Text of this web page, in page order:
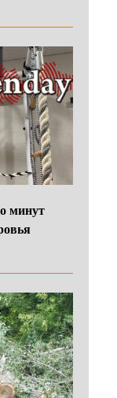
минут